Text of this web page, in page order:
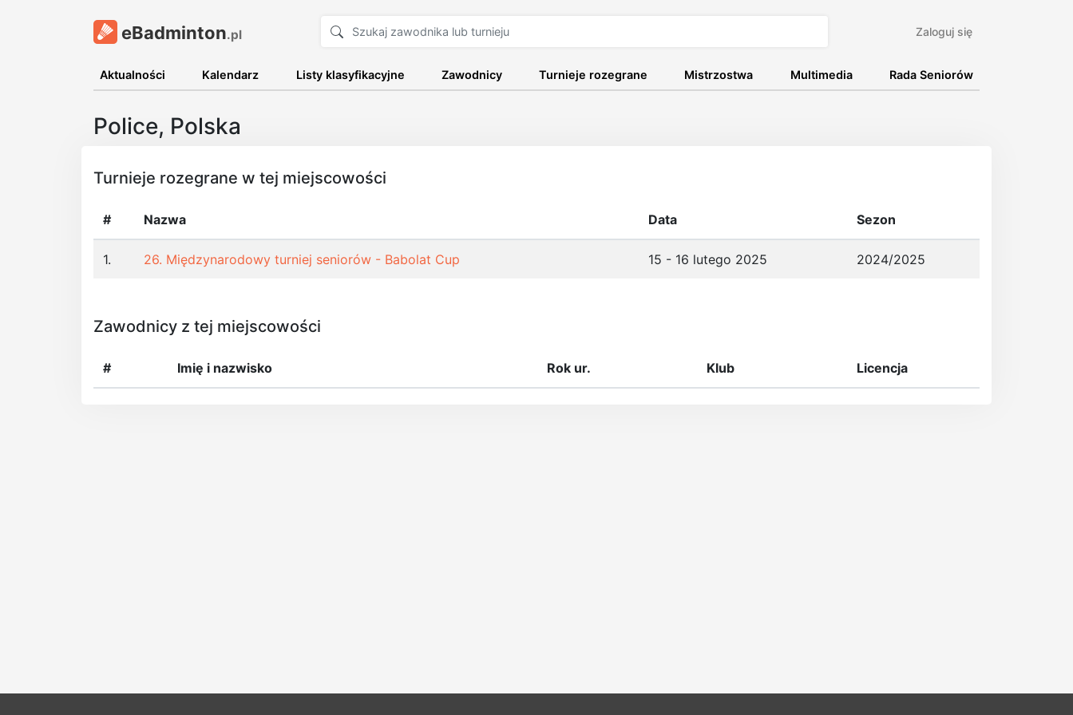
eBadminton.pl Zaloguj się
Aktualności Kalendarz Listy klasyfikacyjne Zawodnicy Turnieje rozegrane Mistrzostwa Multimedia Rada Seniorów
Police, Polska
Turnieje rozegrane w tej miejscowości
# Nazwa Data Sezon
1. 26. Międzynarodowy turniej seniorów - Babolat Cup 15 - 16 lutego 2025 2024/2025
Zawodnicy z tej miejscowości
# Imię i nazwisko Rok ur. Klub Licencja